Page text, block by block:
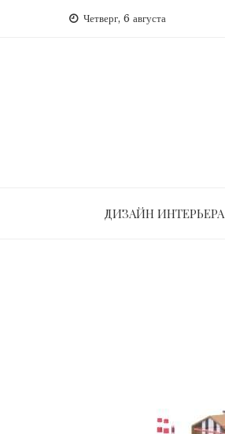
Четверг, 6 августа
ДИЗАЙН ИНТЕРЬЕРА